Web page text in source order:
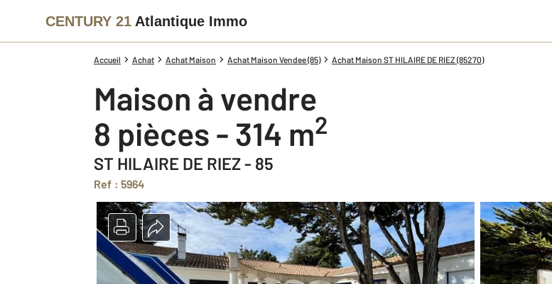
CENTURY 21 Atlantique Immo
Accueil Achat Achat Maison Achat Maison Vendee (85) Achat Maison ST HILAIRE DE RIEZ (85270)
Maison à vendre
8 pièces - 314 m2
ST HILAIRE DE RIEZ - 85
Ref : 5964